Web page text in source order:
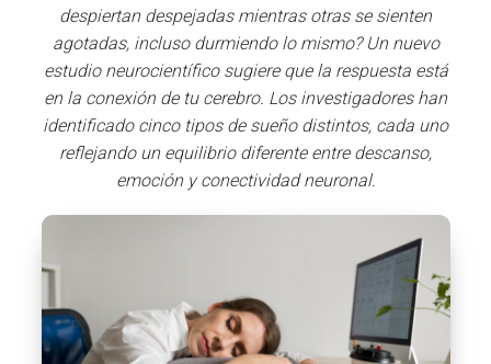
despiertan despejadas mientras otras se sienten
agotadas, incluso durmiendo lo mismo? Un nuevo
estudio neurocientíficosugiere que la respuesta está
en la conexión de tu cerebro. Los investigadores han
identificado cinco tipos de sueño distintos, cada uno
reflejando un equilibrio diferente entre descanso,
emoción y conectividad neuronal.